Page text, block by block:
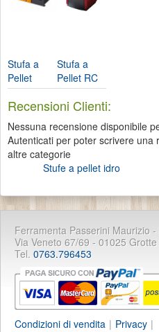
Stufa a
Pellet
Snella...
Stufa a
Pellet RC
120 ...
Recensioni Clienti:
Nessuna recensione disponibile
Autenticati per poter scrivere una
altre categorie
Stufe a pellet idro
Ferramenta Passerini Maurizio
Via Veneto 67/69 - 01025
Tel. 0763.796453
Condizioni di vendita | Privacy |